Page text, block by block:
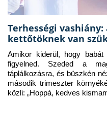
Terhességi
kettőtöknek van
Amikor kiderül, hogy babát
figyelned. Szeded a
táplálkozásra, és büszkén
második trimeszter
közli: „Hoppá, kedves